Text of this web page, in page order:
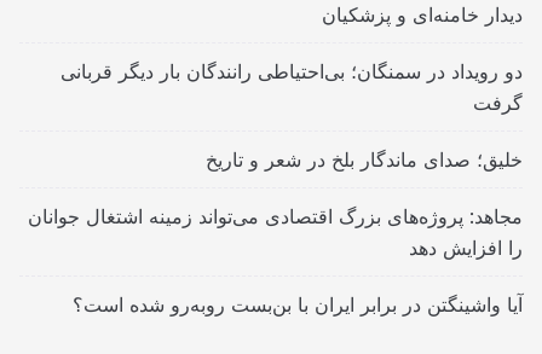
دیدار خامنه‌ای و پزشکیان
دو رویداد در سمنگان؛ بی‌احتیاطی رانندگان بار دیگر قربانی
گرفت
خلیق؛ صدای ماندگار بلخ در شعر و تاریخ
مجاهد: پروژه‌های بزرگ اقتصادی می‌تواند زمینه اشتغال جوانان
را افزایش دهد
آیا واشینگتن در برابر ایران با بن‌بست روبه‌رو شده است؟